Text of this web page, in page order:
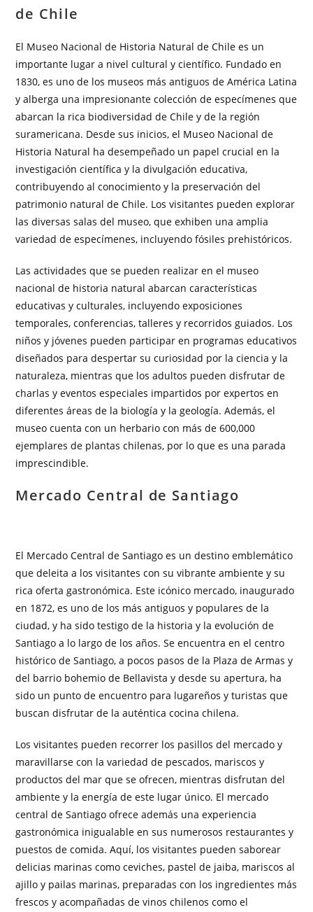
de Chile
El Museo Nacional de Historia Natural de Chile es un
importante lugar a nivel cultural y científico. Fundado en
1830, es uno de los museos más antiguos de América Latina
y alberga una impresionante colección de especímenes que
abarcan la rica biodiversidad de Chile y de la región
suramericana. Desde sus inicios, el Museo Nacional de
Historia Natural ha desempeñado un papel crucial en la
investigación científica y la divulgación educativa,
contribuyendo al conocimiento y la preservación del
patrimonio natural de Chile. Los visitantes pueden explorar
las diversas salas del museo, que exhiben una amplia
variedad de especímenes, incluyendo fósiles prehistóricos.
Las actividades que se pueden realizar en el museo
nacional de historia natural abarcan características
educativas y culturales, incluyendo exposiciones
temporales, conferencias, talleres y recorridos guiados. Los
niños y jóvenes pueden participar en programas educativos
diseñados para despertar su curiosidad por la ciencia y la
naturaleza, mientras que los adultos pueden disfrutar de
charlas y eventos especiales impartidos por expertos en
diferentes áreas de la biología y la geología. Además, el
museo cuenta con un herbario con más de 600,000
ejemplares de plantas chilenas, por lo que es una parada
imprescindible.
Mercado Central de Santiago
El Mercado Central de Santiago es un destino emblemático
que deleita a los visitantes con su vibrante ambiente y su
rica oferta gastronómica. Este icónico mercado, inaugurado
en 1872, es uno de los más antiguos y populares de la
ciudad, y ha sido testigo de la historia y la evolución de
Santiago a lo largo de los años. Se encuentra en el centro
histórico de Santiago, a pocos pasos de la Plaza de Armas y
del barrio bohemio de Bellavista y desde su apertura, ha
sido un punto de encuentro para lugareños y turistas que
buscan disfrutar de la auténtica cocina chilena.
Los visitantes pueden recorrer los pasillos del mercado y
maravillarse con la variedad de pescados, mariscos y
productos del mar que se ofrecen, mientras disfrutan del
ambiente y la energía de este lugar único. El mercado
central de Santiago ofrece además una experiencia
gastronómica inigualable en sus numerosos restaurantes y
puestos de comida. Aquí, los visitantes pueden saborear
delicias marinas como ceviches, pastel de jaiba, mariscos al
ajillo y pailas marinas, preparadas con los ingredientes más
frescos y acompañadas de vinos chilenos como el